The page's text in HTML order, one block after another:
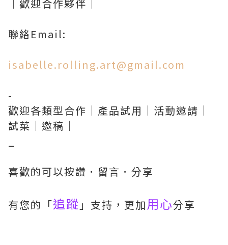
｜歡迎合作夥伴｜
聯絡Email:
isabelle.rolling.art@gmail.com
-
歡迎各類型合作｜產品試用｜活動邀請｜
試菜｜邀稿｜
喜歡的可以按讚．留言．分享
有您的「追蹤 」支持，更加用心分享